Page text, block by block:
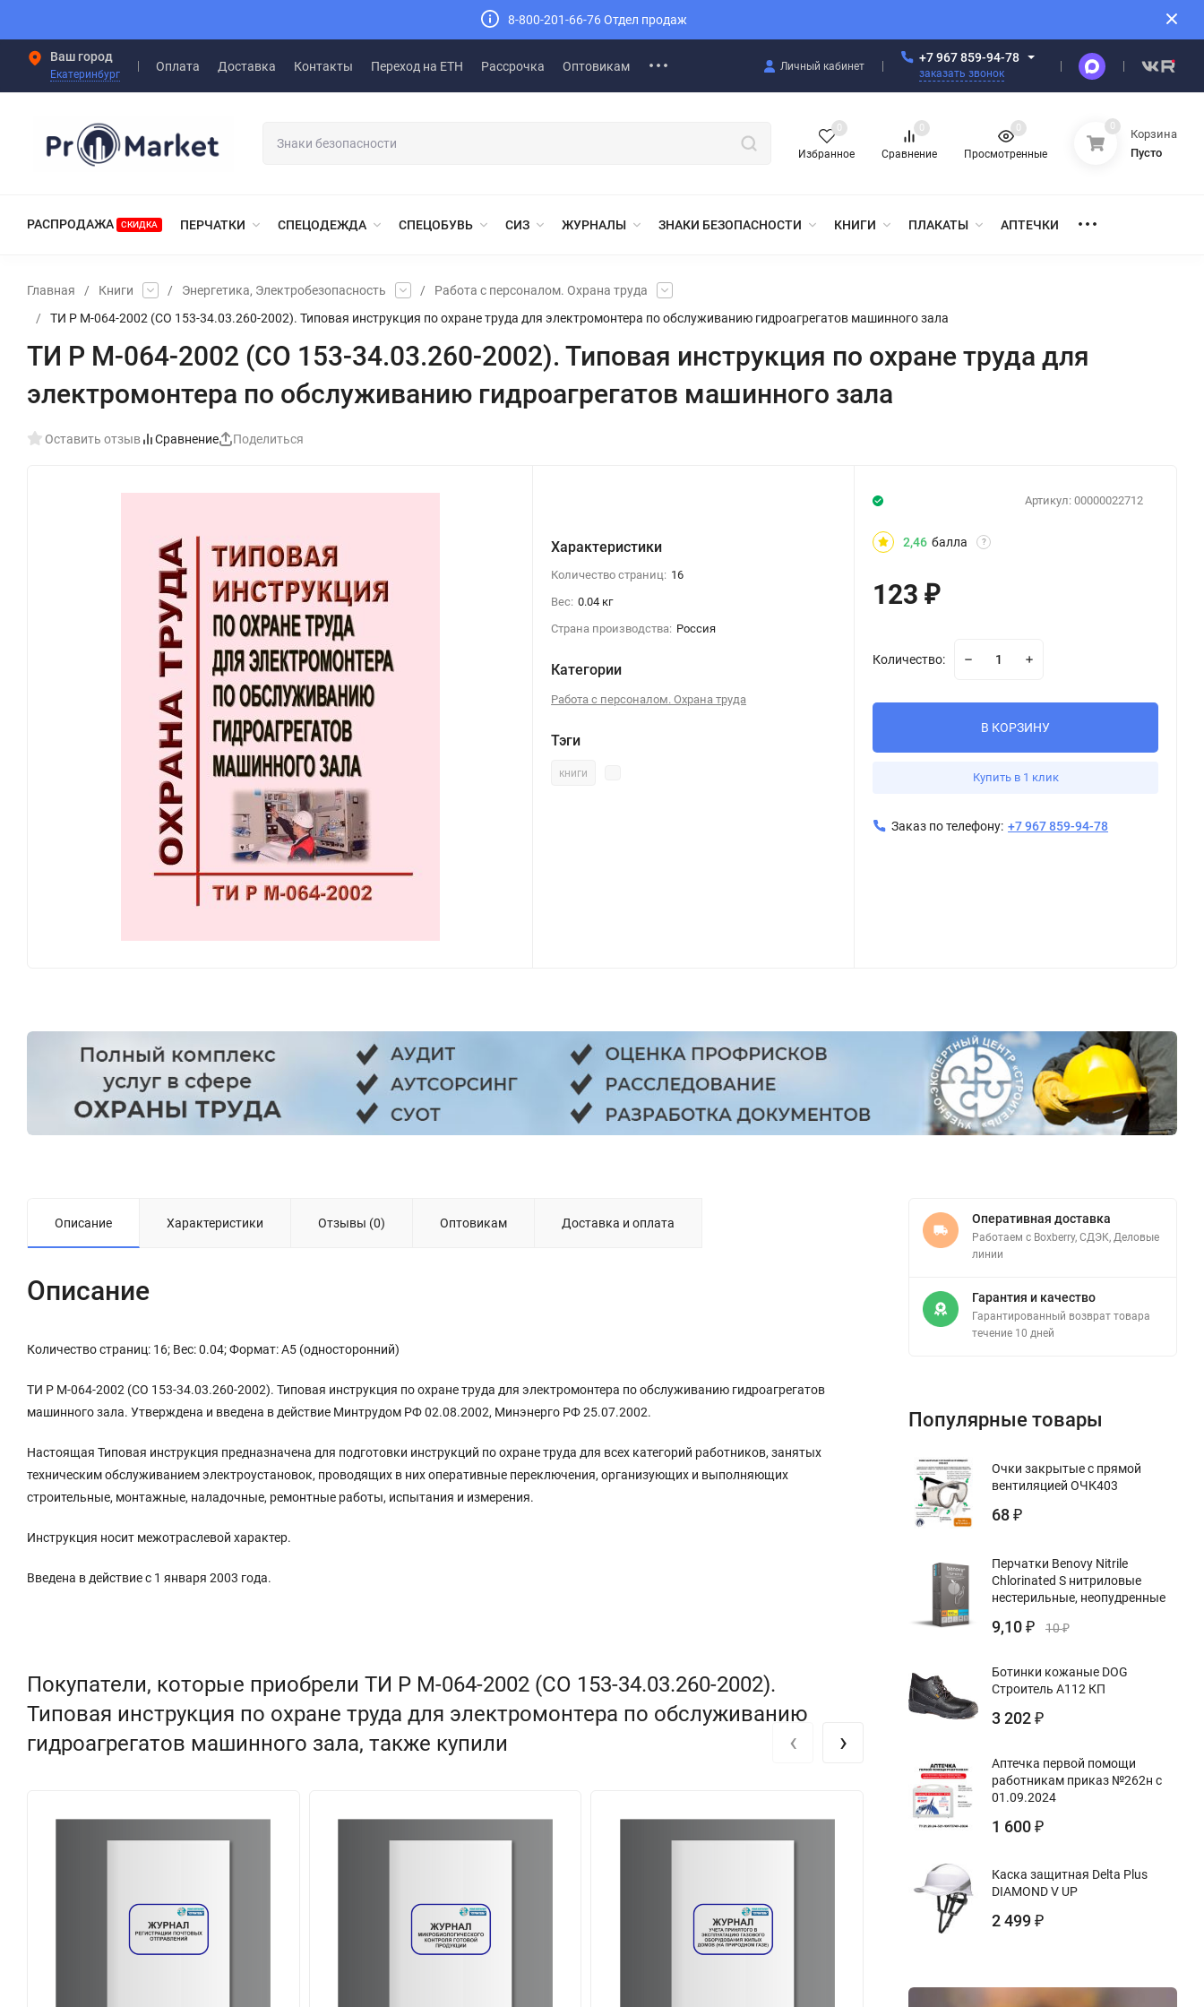
8-800-201-66-76 Отдел продаж
Ваш город
Екатеринбург
Оплата Доставка Контакты Переход на ЕТН Рассрочка Оптовикам Личный кабинет
+7 967 859-94-78
заказать звонок
Избранное
0
Сравнение
0
Просмотренные
0 0
Корзина
Пусто
РАСПРОДАЖА СКИДКА ПЕРЧАТКИ СПЕЦОДЕЖДА СПЕЦОБУВЬ СИЗ ЖУРНАЛЫ ЗНАКИ БЕЗОПАСНОСТИ КНИГИ ПЛАКАТЫ АПТЕЧКИ
Главная / Книги / Энергетика, Электробезопасность /
Работа с персоналом. Охрана труда
/
ТИ Р М-064-2002 (СО 153-34.03.260-2002). Типовая инструкция по охране труда для электромонтера по обслуживанию гидроагрегатов машинного зала
ТИ Р М-064-2002 (СО 153-34.03.260-2002). Типовая инструкция по охране труда для
электромонтера по обслуживанию гидроагрегатов машинного зала
Оставить отзыв Сравнение Поделиться
Характеристики
Количество страниц: 16
Вес: 0.04 кг
Страна производства: Россия
Категории
Работа с персоналом. Охрана труда
Тэги
книги
Артикул: 00000022712
2,46 балла ?
123₽
Количество:
В КОРЗИНУ
Купить в 1 клик
Заказ по телефону: +7 967 859-94-78
Описание Характеристики Отзывы (0) Оптовикам Доставка и оплата
Описание
Количество страниц: 16; Вес: 0.04; Формат: А5 (односторонний)
ТИ Р М-064-2002 (СО 153-34.03.260-2002). Типовая инструкция по охране труда для электромонтера по обслуживанию гидроагрегатов
машинного зала. Утверждена и введена в действие Минтрудом РФ 02.08.2002, Минэнерго РФ 25.07.2002.
Настоящая Типовая инструкция предназначена для подготовки инструкций по охране труда для всех категорий работников, занятых
техническим обслуживанием электроустановок, проводящих в них оперативные переключения, организующих и выполняющих
строительные, монтажные, наладочные, ремонтные работы, испытания и измерения.
Инструкция носит межотраслевой характер.
Введена в действие с 1 января 2003 года.
Покупатели, которые приобрели ТИ Р М-064-2002 (СО 153-34.03.260-2002).
Типовая инструкция по охране труда для электромонтера по обслуживанию
гидроагрегатов машинного зала, также купили
‹ ›
Оперативная доставка
Работаем с Boxberry, СДЭК, Деловые
линии
Гарантия и качество
Гарантированный возврат товара
течение 10 дней
Популярные товары
Очки закрытые с прямой
вентиляцией ОЧК403
68 ₽
Перчатки Benovy Nitrile
Chlorinated S нитриловые
нестерильные, неопудренные
9,10 ₽ 10₽
Ботинки кожаные DOG
Строитель А112 КП
3 202 ₽
Аптечка первой помощи
работникам приказ №262н с
01.09.2024
1 600 ₽
Каска защитная Delta Plus
DIAMOND V UP
2 499 ₽